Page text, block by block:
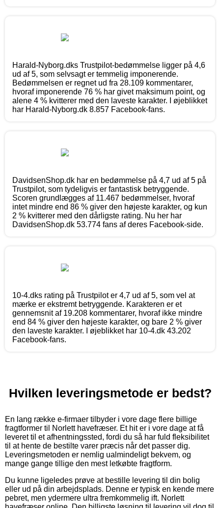
Harald-Nyborg.dks Trustpilot-bedømmelse ligger på 4,6
ud af 5, som selvsagt er temmelig imponerende.
Bedømmelsen er regnet ud fra 28.109 kommentarer,
hvoraf imponerende 76 % har givet maksimum point, og
alene 4 % kvitterer med den laveste karakter. I øjeblikket
har Harald-Nyborg.dk 8.857 Facebook-fans.
DavidsenShop.dk har en bedømmelse på 4,7 ud af 5 på
Trustpilot, som tydeligvis er fantastisk betryggende.
Scoren grundlægges af 11.467 bedømmelser, hvoraf
intet mindre end 86 % giver den højeste karakter, og kun
2 % kvitterer med den dårligste rating. Nu her har
DavidsenShop.dk 53.774 fans af deres Facebook-side.
10-4.dks rating på Trustpilot er 4,7 ud af 5, som vel at
mærke er ekstremt betryggende. Karakteren er et
gennemsnit af 19.208 kommentarer, hvoraf ikke mindre
end 84 % giver den højeste karakter, og bare 2 % giver
den laveste karakter. I øjeblikket har 10-4.dk 43.202
Facebook-fans.
Hvilken leveringsmetode er bedst?
En lang række e-firmaer tilbyder i vore dage flere billige
fragtformer til Norlett havefræser. Et hit er i vore dage at få
leveret til et afhentningssted, fordi du så har fuld fleksibilitet
til at hente de bestilte varer præcis når det passer dig.
Leveringsmetoden er nemlig ualmindeligt bekvem, og
mange gange tillige den mest letkøbte fragtform.
Du kunne ligeledes prøve at bestille levering til din bolig
eller ud på din arbejdsplads. Denne er typisk en kende mere
pebret, men ydermere ultra fremkommelig ift. Norlett